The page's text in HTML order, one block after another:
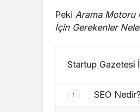
Peki Arama Motoru
İçin Gerekenler
Startup Gazetesi
1 SEO Nedir?